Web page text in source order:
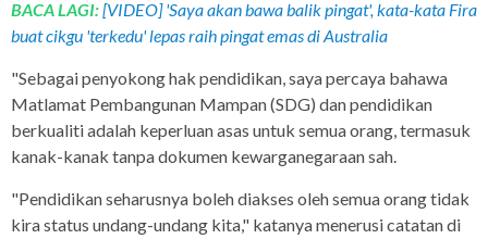
BACA LAGI:[VIDEO] 'Saya akan bawa balik pingat', kata-kata Fira
buat cikgu 'terkedu' lepas raih pingat emas di Australia
"Sebagai penyokong hak pendidikan, saya percaya bahawa
Matlamat Pembangunan Mampan (SDG) dan pendidikan
berkualiti adalah keperluan asas untuk semua orang, termasuk
kanak-kanak tanpa dokumen kewarganegaraan sah.
"Pendidikan seharusnya boleh diakses oleh semua orang tidak
kira status undang-undang kita," katanya menerusi catatan di